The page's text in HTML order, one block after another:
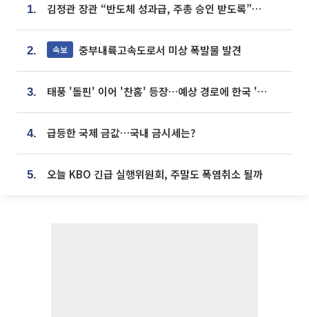
1. 김정관 장관 “반도체 성과급, 주총 승인 받도록”…상법·자본시장법 개정 시사
2. 속보 중부내륙고속도로서 미상 폭발물 발견
3. 태풍 '돌핀' 이어 '찬홈' 등장…예상 경로에 한국 '한숨'
4. 급등한 국제 금값…국내 금시세는?
5. 오늘 KBO 긴급 실행위원회, 주말도 폭염취소 될까